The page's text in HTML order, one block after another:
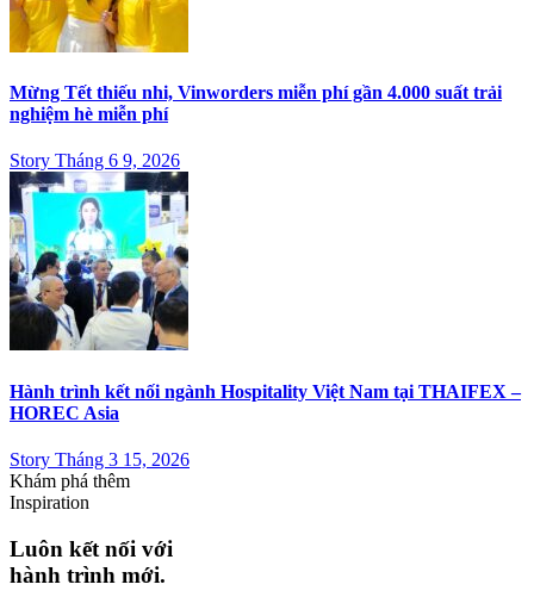
Mừng Tết thiếu nhi, Vinworders miễn phí gần 4.000 suất trải
nghiệm hè miễn phí
Story Tháng 6 9, 2026
Hành trình kết nối ngành Hospitality Việt Nam tại THAIFEX –
HOREC Asia
Story Tháng 3 15, 2026
Khám phá thêm
Inspiration
Luôn kết nối với
hành trình mới.